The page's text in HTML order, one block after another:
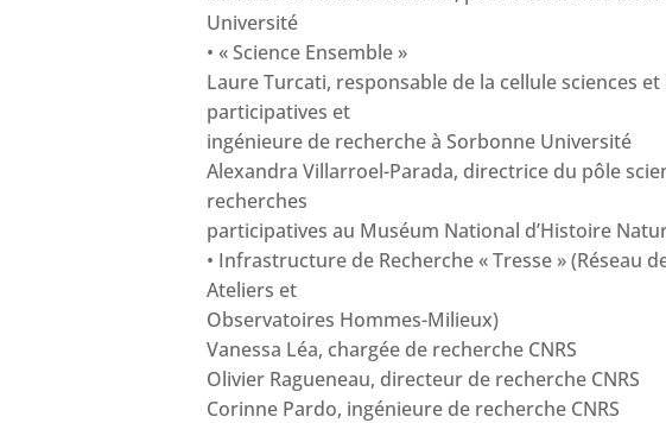
Université
• « Science Ensemble »
Laure Turcati, responsable de la cellule sciences
participatives et
ingénieure de recherche à Sorbonne Université
Alexandra Villarroel-Parada, directrice du pôle
recherches
participatives au Muséum National d’Histoire
• Infrastructure de Recherche « Tresse » (Réseau
Ateliers et
Observatoires Hommes-Milieux)
Vanessa Léa, chargée de recherche CNRS
Olivier Ragueneau, directeur de recherche CNRS
Corinne Pardo, ingénieure de recherche CNRS